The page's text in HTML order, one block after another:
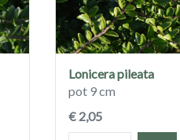
Lonicera pileata
pot 9 cm
€ 2,05